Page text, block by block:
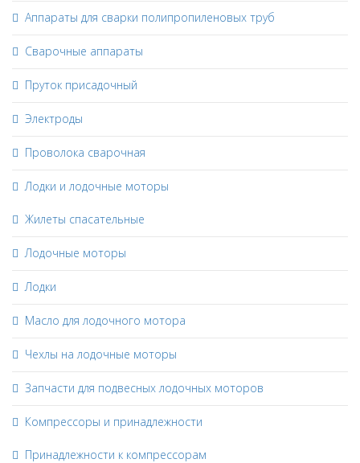
Аппараты для сварки полипропиленовых труб
Сварочные аппараты
Пруток присадочный
Электроды
Проволока сварочная
Лодки и лодочные моторы
Жилеты спасательные
Лодочные моторы
Лодки
Масло для лодочного мотора
Чехлы на лодочные моторы
Запчасти для подвесных лодочных моторов
Компрессоры и принадлежности
Принадлежности к компрессорам